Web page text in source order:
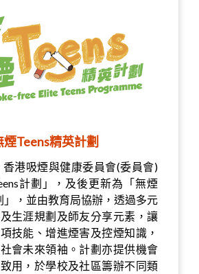
煙Teens精英計劃
香港吸煙與健康委員會(委員會)
計劃」，及後更新為「無煙
」，並由教育局協辦，透過多元
生涯規劃及師友分享元素，讓
技能、增進煙害及控煙知識，
會未來領袖。計劃亦提供機會
用，於學校及社區籌辦不同類